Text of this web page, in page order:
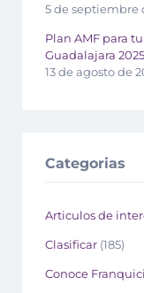
5 de septiembre
Plan AMF para
Guadalajara 2025
13 de agosto de
Categorias
Articulos de
Clasificar (185)
Conoce